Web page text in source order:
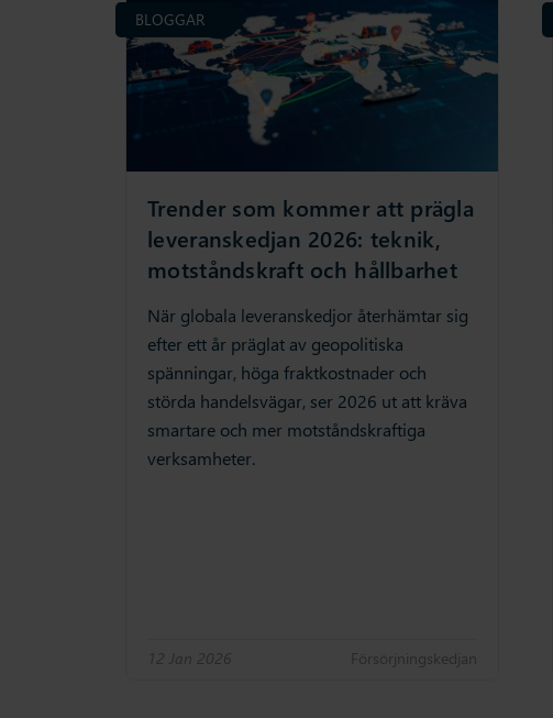
Trender som kommer att prägla
leveranskedjan 2026: teknik,
motståndskraft och hållbarhet
När globala leveranskedjor återhämtar sig
efter ett år präglat av geopolitiska
spänningar, höga fraktkostnader och
störda handelsvägar, ser 2026 ut att kräva
smartare och mer motståndskraftiga
verksamheter.
12 Jan 2026 Försörjningskedjan
BLOGGAR